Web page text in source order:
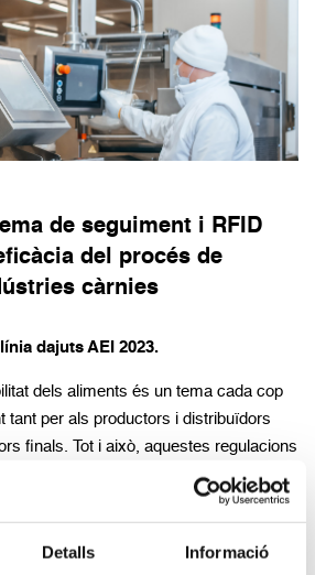
Detalls Informació
de seguiment i RFID
del procés de
càrnies
dajuts AEI 2023.
dels aliments és un tema cada cop
tant per als productors i distribuïdors
finals. Tot i això, aquestes regulacions
en la traçabilitat interna, és a dir, la
que és el que s'obté en les diferents
etc.